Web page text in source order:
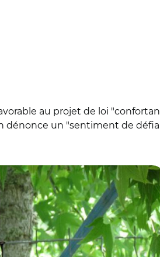
au projet de loi
un "sentiment de